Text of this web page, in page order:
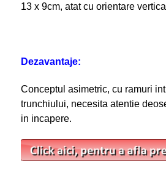
13 x 9cm, atat cu orientare
Dezavantaje:
Conceptul asimetric, cu ramuri
trunchiului, necesita atentie
in incapere.